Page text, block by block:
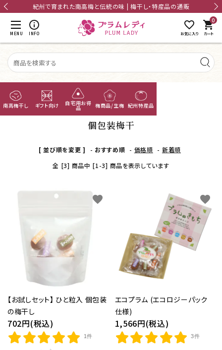
card_giftcard 送料無料 20,000円以上のお買上げで送料無料
MENU INFO お気に入り
0
shopping_cart
カート
無添加梅干し
あまちゃづる
国産干し梅
梅酒
南高梅干し ギフト向け 自宅用お得
品 梅商品/生梅 紀州特産品
ACCOUNT MENU
ようこそ ゲスト 様
meeting_room ログイン person
紀州南高梅干し
個包装梅干し
種無し干し梅(国産)
梅酒
TOP 個包装梅干
個包装梅干
[ 並び順を変更 ] - おすすめ順 - 価格順 - 新着順
全 [3] 商品中 [1-3] 商品を表示しています
【お試しセット】 ひと粒入 個包装
の梅干し
702円(税込)
1件
favorite
エコプラム (エコロジーパック
仕様)
1,566円(税込)
3件
favorite